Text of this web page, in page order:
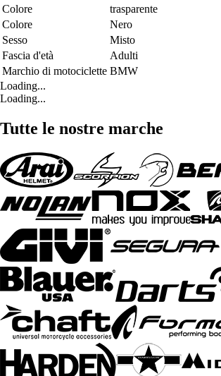
Colore
trasparente
Colore
Nero
Sesso
Misto
Fascia d'età
Adulti
Marchio di motociclette BMW
Loading...
Loading...
Tutte le nostre marche